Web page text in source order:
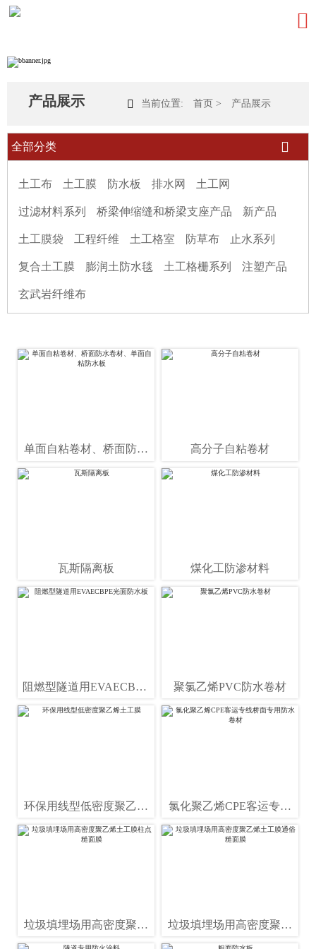

产品展示  当前位置: 首页 > 产品展示
全部分类 
土工布 土工膜 防水板 排水网 土工网
过滤材料系列 桥梁伸缩缝和桥梁支座产品 新产品
土工膜袋 工程纤维 土工格室 防草布 止水系列
复合土工膜 膨润土防水毯 土工格栅系列 注塑产品
玄武岩纤维布
单面自粘卷材、桥面防水
高分子自粘卷材
瓦斯隔离板 煤化工防渗材料
阻燃型隧道用EVAECBPE
聚氯乙烯PVC防水卷材
环保用线型低密度聚乙烯
氯化聚乙烯CPE客运专线
垃圾填埋场用高密度聚乙
垃圾填埋场用高密度聚乙